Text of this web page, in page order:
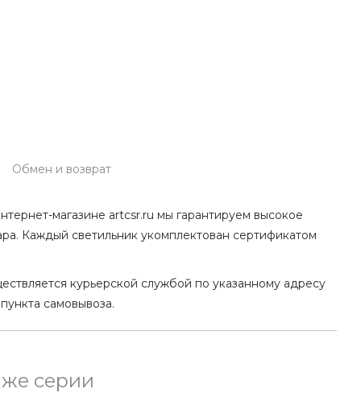
Обмен и возврат
магазине artcsr.ru мы гарантируем высокое
Каждый светильник укомплектован сертификатом
курьерской службой по указанному адресу
самовывоза.
серии